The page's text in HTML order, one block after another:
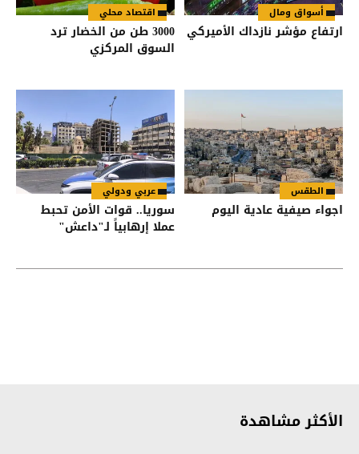
أسواق ومال
ارتفاع مؤشر نازداك الأميركي
اقتصاد محلي
3000 طن من الخضار ترد
السوق المركزي
الطقس
اجواء صيفية عادية اليوم
عربي ودولي
سوريا.. قوات الأمن تحبط
عملا إرهابياً لـ"داعش"
الأكثر مشاهدة